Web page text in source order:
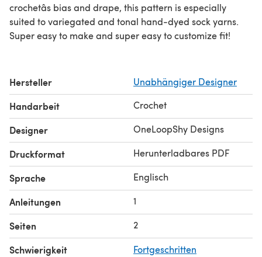
crochetâs bias and drape, this pattern is especially
suited to variegated and tonal hand-dyed sock yarns.
Super easy to make and super easy to customize fit!
Hersteller Unabhängiger Designer
Handarbeit Crochet
Designer OneLoopShy Designs
Druckformat Herunterladbares PDF
Sprache Englisch
Anleitungen 1
Seiten 2
Schwierigkeit Fortgeschritten